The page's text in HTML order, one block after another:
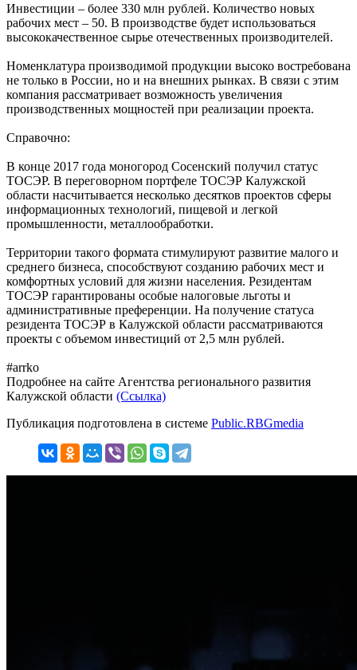
Инвестиции – более 330 млн рублей. Количество новых
рабочих мест – 50. В производстве будет использоваться
высококачественное сырье отечественных производителей.
Номенклатура производимой продукции высоко востребована
не только в России, но и на внешних рынках. В связи с этим
компания рассматривает возможность увеличения
производственных мощностей при реализации проекта.
Справочно:
В конце 2017 года моногород Сосенский получил статус
ТОСЭР. В переговорном портфеле ТОСЭР Калужской
области насчитывается несколько десятков проектов сферы
информационных технологий, пищевой и легкой
промышленности, металлообработки.
Территории такого формата стимулируют развитие малого и
среднего бизнеса, способствуют созданию рабочих мест и
комфортных условий для жизни населения. Резидентам
ТОСЭР гарантированы особые налоговые льготы и
административные преференции. На получение статуса
резидента ТОСЭР в Калужской области рассматриваются
проекты с объемом инвестиций от 2,5 млн рублей.
#arrko
Подробнее на сайте Агентства регионального развития
Калужской области (Ссылка)
Публикация подготовлена в системе Public.RBGmedia